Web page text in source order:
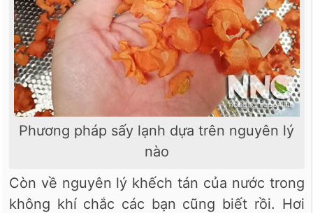
Phương pháp sấy lạnh dựa trên nguyên lý
nào
Còn về nguyên lý khếch tán của nước trong
không khí chắc các bạn cũng biết rồi. Hơi